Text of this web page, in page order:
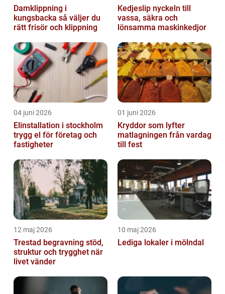
Damklippning i
kungsbacka så väljer du
rätt frisör och klippning
Kedjeslip nyckeln till
vassa, säkra och
lönsamma maskinkedjor
04 juni 2026
Elinstallation i stockholm
trygg el för företag och
fastigheter
01 juni 2026
Kryddor som lyfter
matlagningen från vardag
till fest
12 maj 2026
Trestad begravning stöd,
struktur och trygghet när
livet vänder
10 maj 2026
Lediga lokaler i mölndal